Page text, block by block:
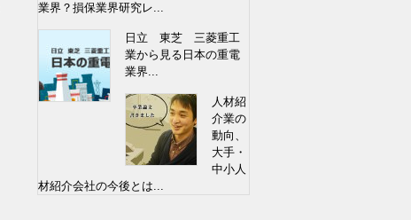
業界？損保業界研究レ...
日立 東芝 三菱重工
業から見る日本の重電
業界...
人材紹
介業の
動向、
大手・
中小人
材紹介会社の今後とは...